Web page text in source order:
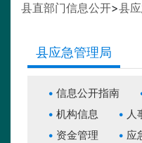
县直部门信息公开>县
县应急管理局
信息公开指南
机构信息
人
资金管理
应